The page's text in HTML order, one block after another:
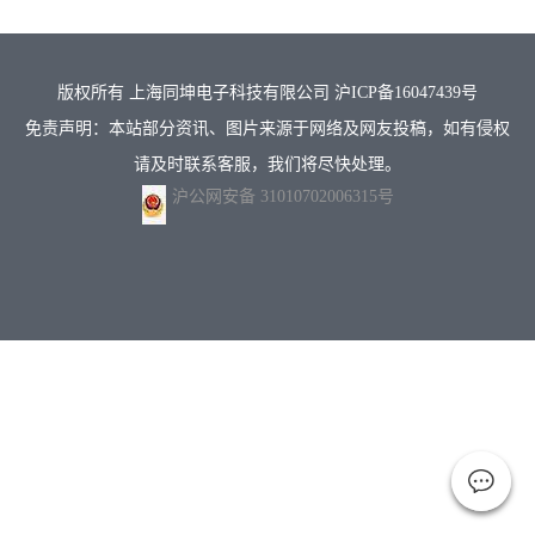
版权所有 上海同坤电子科技有限公司 沪ICP备16047439号
免责声明：本站部分资讯、图片来源于网络及网友投稿，如有侵权
请及时联系客服，我们将尽快处理。
沪公网安备 31010702006315号